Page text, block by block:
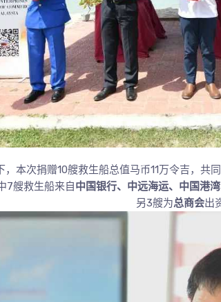
，本次捐赠10艘救生船总值马币11万令吉，共
7艘救生船来自中国银行、中远海运、中国港
另3艘为总商会出